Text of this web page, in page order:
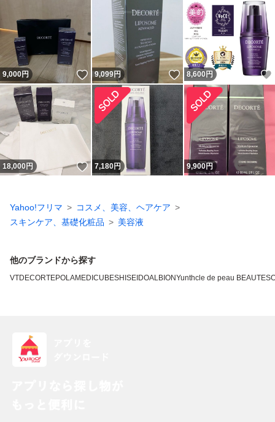
9,000円 いいね！
9,099円 いいね！
8,600 円
18,000 円 いいね！
7,180円 9,900円
Yahoo!フリマ
コスメ、美容、ヘアケア
スキンケア、基礎化粧品
美容液
他のブランドから探す
VTDECORTEPOLAMEDICUBESHISEIDOALBIONYunthcle de peau BEAUTE